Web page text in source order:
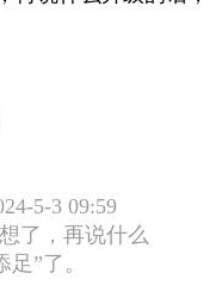
5-3 09:59
了，再说什么
”了。